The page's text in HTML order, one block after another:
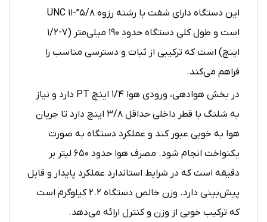
این دستگاه دارای شفت با رشته رزوه ۵/۸”-۱۱ UNC
است و طول کلی دستگاه حدود ۱۹۰ میلی‌متر (۷-۱/۲
اینچ) است که ترکیبی از ثبات و دسترسی مناسب را
فراهم می‌کند.
در بخش هوادهی، ورودی هوا ۱/۴ اینچ PT دارد و نیاز
به شلنگ با قطر داخلی حداقل ۳/۸ اینچ دارد تا جریان
هوا به خوبی عبور کند و عملکرد دستگاه به صورت
یکنواخت انجام شود. مصرف هوا حدود ۶۵۰ لیتر بر
دقیقه است که در شرایط استاندارد عملکرد پایدار و قابل
پیش‌بینی دارد. وزن خالص دستگاه ۲.۲ کیلوگرم است
که ترکیب خوبی از وزن و کنترل ارائه می‌دهد.